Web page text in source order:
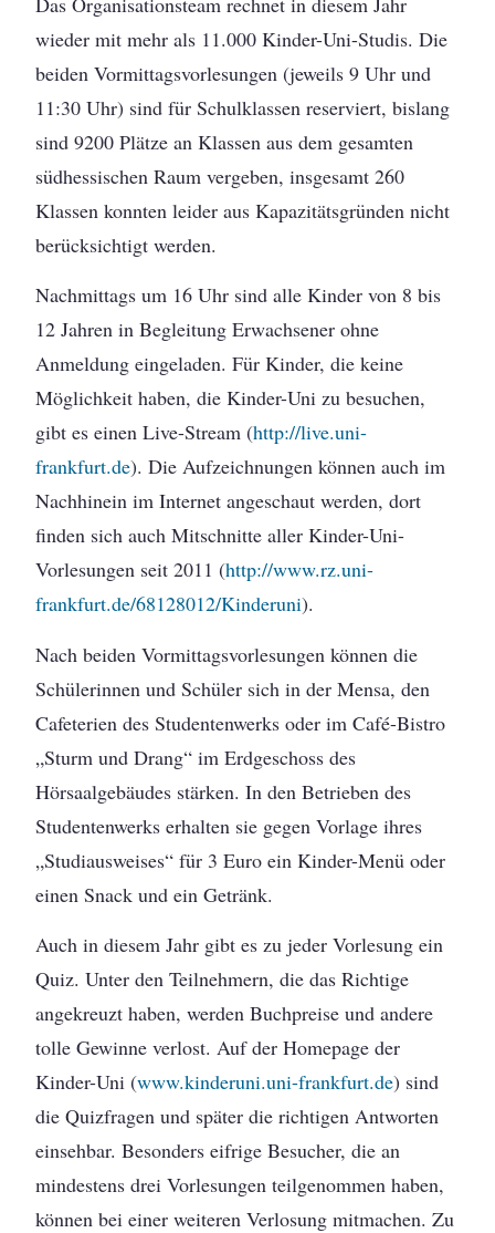
wieder mit mehr als 11.000 Kinder-Uni-Studis. Die
beiden Vormittagsvorlesungen (jeweils 9 Uhr und
11:30 Uhr) sind für Schulklassen reserviert, bislang
sind 9200 Plätze an Klassen aus dem gesamten
südhessischen Raum vergeben, insgesamt 260
Klassen konnten leider aus Kapazitätsgründen nicht
berücksichtigt werden.
Nachmittags um 16 Uhr sind alle Kinder von 8 bis
12 Jahren in Begleitung Erwachsener ohne
Anmeldung eingeladen. Für Kinder, die keine
Möglichkeit haben, die Kinder-Uni zu besuchen,
gibt es einen Live-Stream (http://live.uni-
frankfurt.de). Die Aufzeichnungen können auch im
Nachhinein im Internet angeschaut werden, dort
finden sich auch Mitschnitte aller Kinder-Uni-
Vorlesungen seit 2011 (http://www.rz.uni-
frankfurt.de/68128012/Kinderuni).
Nach beiden Vormittagsvorlesungen können die
Schülerinnen und Schüler sich in der Mensa, den
Cafeterien des Studentenwerks oder im Café-Bistro
„Sturm und Drang“ im Erdgeschoss des
Hörsaalgebäudes stärken. In den Betrieben des
Studentenwerks erhalten sie gegen Vorlage ihres
„Studiausweises“ für 3 Euro ein Kinder-Menü oder
einen Snack und ein Getränk.
Auch in diesem Jahr gibt es zu jeder Vorlesung ein
Quiz. Unter den Teilnehmern, die das Richtige
angekreuzt haben, werden Buchpreise und andere
tolle Gewinne verlost. Auf der Homepage der
Kinder-Uni (www.kinderuni.uni-frankfurt.de) sind
die Quizfragen und später die richtigen Antworten
einsehbar. Besonders eifrige Besucher, die an
mindestens drei Vorlesungen teilgenommen haben,
können bei einer weiteren Verlosung mitmachen. Zu